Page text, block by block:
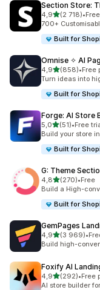
Section Store:
4,9na 5 gwiazdek
(2 718)
Łączna liczba•
700+
Built for
Omnise ✧ AI
4,9na 5 gwiazdek
(858)
Łączna liczba
•Free
Turn ideas into
Built for
Forge: AI Store
5,0na 5 gwiazdek
(51)
Łączna liczba
•Free
Build your store
Built for
G: Theme
4,8na 5 gwiazdek
(270)
Łączna liczba
•Free
Build a High-
Built for
GemPages
4,9na 5 gwiazdek
(3 969)
Łączna liczba•
Build high-
Foxify AI
4,9na 5 gwiazdek
(292)
Łączna liczba
•Free
AI store builder